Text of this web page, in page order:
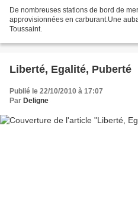
De nombreuses stations de bord de
approvisionnées en carburant.Une
Toussaint.
Liberté, Egalité, Puberté
Publié le 22/10/2010 à 17:07
Par Deligne